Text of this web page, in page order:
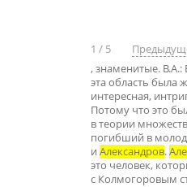
1 / 5
, знаменитые.
эта область была
интересная,
Потому что это
в теории
погибший в
и Александров.
это человек,
с Колмогоровым